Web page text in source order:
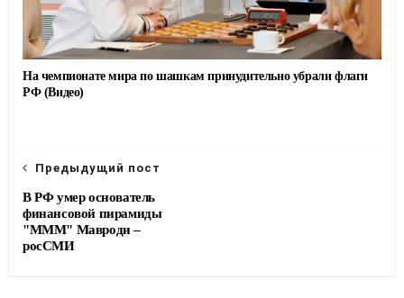
На чемпионате мира по шашкам принудительно убрали флаги
РФ (Видео)
Предыдущий пост
В РФ умер основатель
финансовой пирамиды
"МММ" Мавроди –
росСМИ